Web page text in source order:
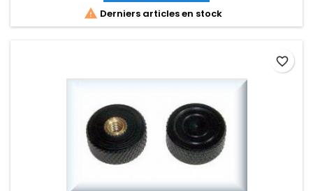
 Derniers articles en stock
favorite_border